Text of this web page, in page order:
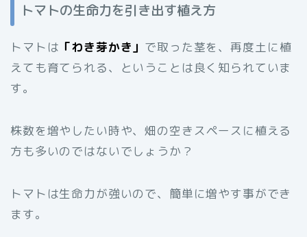
トマトの生命力を引き出す植え方
トマトは 「わき芽かき」 で取った茎を、再度土に植
えても育てられる、ということは良く知られていま
す。
株数を増やしたい時や、畑の空きスペースに植える
方も多いのではないでしょうか？
トマトは生命力が強いので、簡単に増やす事ができ
ます。